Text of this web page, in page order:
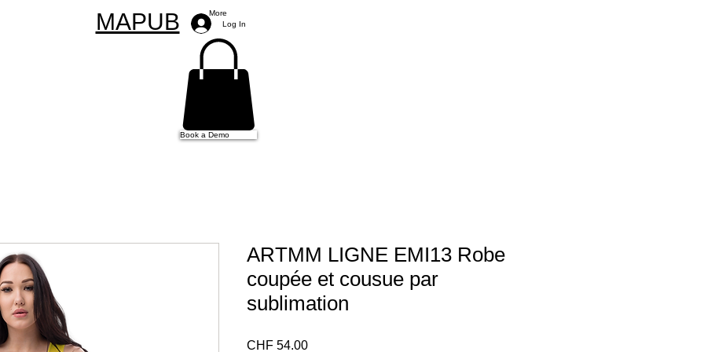
MAPUB
More
Log In
Book a Demo
ARTMM LIGNE EMI13 Robe
coupée et cousue par
sublimation
CHF 54.00Price